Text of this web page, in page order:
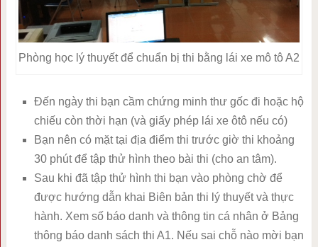
Phòng học lý thuyết để chuẩn bị thi bằng lái xe mô tô A2
Đến ngày thi bạn cầm chứng minh thư gốc đi hoặc hộ
chiếu còn thời hạn (và giấy phép lái xe ôtô nếu có)
Bạn nên có mặt tại địa điểm thi trước giờ thi khoảng
30 phút để tập thử hình theo bài thi (cho an tâm).
Sau khi đã tập thử hình thi bạn vào phòng chờ để
được hướng dẫn khai Biên bản thi lý thuyết và thực
hành. Xem số báo danh và thông tin cá nhân ở Bảng
thông báo danh sách thi A1. Nếu sai chỗ nào mời bạn